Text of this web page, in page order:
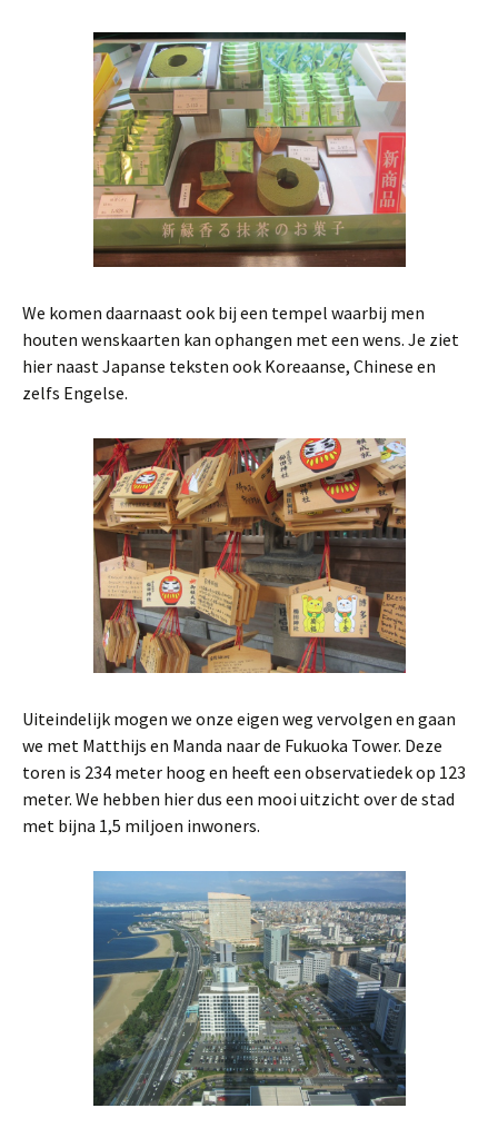
We komen daarnaast ook bij een tempel waarbij men
houten wenskaarten kan ophangen met een wens. Je ziet
hier naast Japanse teksten ook Koreaanse, Chinese en
zelfs Engelse.
Uiteindelijk mogen we onze eigen weg vervolgen en gaan
we met Matthijs en Manda naar de Fukuoka Tower. Deze
toren is 234 meter hoog en heeft een observatiedek op 123
meter. We hebben hier dus een mooi uitzicht over de stad
met bijna 1,5 miljoen inwoners.